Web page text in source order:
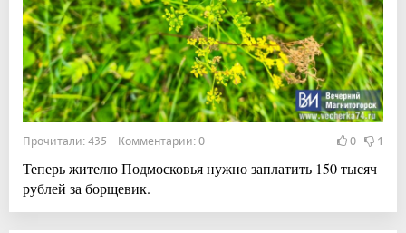
Прочитали: 435 Комментарии: 0 0 1
Теперь жителю Подмосковья нужно заплатить 150 тысяч
рублей за борщевик.